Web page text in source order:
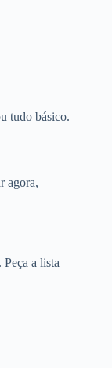
tudo básico.
agora,
a lista